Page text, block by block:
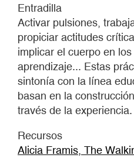
Entradilla
Activar pulsiones,
propiciar actitudes
implicar el cuerpo en
aprendizaje... Estas
sintonía con la línea
basan en la
través de la experiencia.
Recursos
Alicia Framis, The